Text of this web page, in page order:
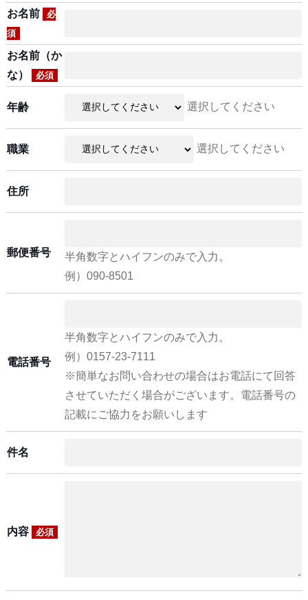
お名前
必
須
お名前（か
な）
必須
年齢 選択してください
職業 選択してください
住所
郵便番号
半角数字とハイフンのみで入力。
例）090-8501
電話番号
半角数字とハイフンのみで入力。
例）0157-23-7111
※簡単なお問い合わせの場合はお電話にて回答
させていただく場合がございます。電話番号の
記載にご協力をお願いします
件名
内容 必須